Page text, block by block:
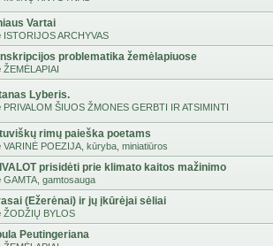
Vartai
ISTORIJOS ARCHYVAS
problematika žemėlapiuose
ŽEMĖLAPIAI
Lyberis.
PRIVALOM ŠIUOS ŽMONES GERBTI IR ATSIMINTI
rimų paieška poetams
VARINĖ POEZIJA, kūryba, miniatiūros
prisidėti prie klimato kaitos mažinimo
GAMTA, gamtosauga
(Ežerėnai) ir jų įkūrėjai sėliai
ŽODŽIŲ BYLOS
Peutingeriana